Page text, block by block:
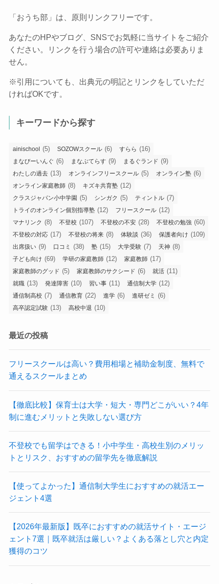
「おうち部」は、原則リンクフリーです。
あなたのHPやブログ、SNSでお気軽に当サイトをご紹介
ください。リンクを行う場合の許可や連絡は必要ありま
せん。
※引用についても、出典元の明記とリンクをしていただ
ければOKです。
キーワードから探す
ainischool (5) SOZOWスクール (6) すらら (16)
まなびーいんぐ (6) まなぶてらす (9) まるぐランド (9)
わたしの過去 (13) オンラインフリースクール (5) オンライン塾 (6)
オンライン家庭教師 (8) キズキ共育塾 (12)
クラスジャパン小中学園 (5) シンガク (5) ティントル (7)
トライのオンライン個別指導塾 (12) フリースクール (12)
マナリンク (8) 不登校 (107) 不登校の不安 (28) 不登校の勉強 (60)
不登校の対応 (17) 不登校の将来 (8) 体験談 (36) 保護者向け (109)
出席扱い (9) 口コミ (38) 塾 (15) 大学受験 (7) 天神 (8)
子ども向け (69) 学研の家庭教師 (12) 家庭教師 (17)
家庭教師のグッド (5) 家庭教師のサクシード (6) 就活 (11)
就職 (13) 発達障害 (10) 習い事 (11) 通信制大学 (12)
通信制高校 (7) 通信教育 (22) 進学 (6) 進研ゼミ (6)
高卒認定試験 (13) 高校中退 (10)
最近の投稿
フリースクールは高い？費用相場と補助金制度、無料で
通えるスクールまとめ
【徹底比較】保育士は大学・短大・専門どこがいい？4年
制に進むメリットと失敗しない選び方
不登校でも留学はできる！小中学生・高校生別のメリッ
トとリスク、おすすめの留学先を徹底解説
【使ってよかった】通信制大学生におすすめの就活エー
ジェント4選
【2026年最新版】既卒におすすめの就活サイト・エージ
ェント7選｜既卒就活は厳しい？よくある落とし穴と内定
獲得のコツ